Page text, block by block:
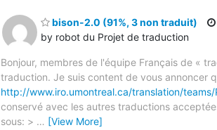
bison-2.0 (91%, 3 non traduit)
by robot du Projet de traduction
Bonjour, membres de l'équipe Français de «
traduction. Je suis content de vous annoncer
http://www.iro.umontreal.ca/translation/
conservé avec les autres traductions
sous: > … [View More]